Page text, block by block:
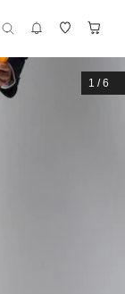
1 /6